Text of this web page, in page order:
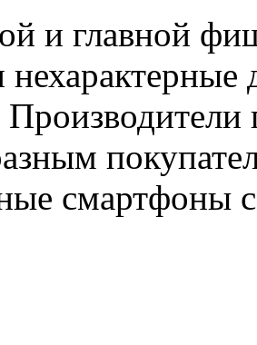
и главной
смартфоны